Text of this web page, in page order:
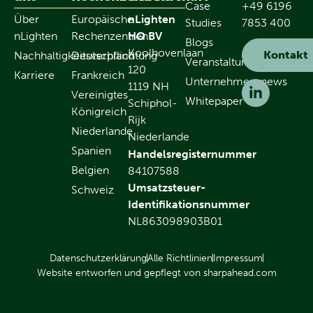
Über
nLighten
Nachhaltigkeitsverpflichtung
Karriere
Europäische
Rechenzentren
Deutschland
Frankreich
Vereinigtes
Königreich
Niederlande
Spanien
Belgien
Schweiz
nLighten
HQ BV
Koolhovenlaan
120
1119 NH
Schiphol-
Rijk
Niederlande
Handelsregisternummer
84107588
Umsatzsteuer-
Identifikationsnummer
NL863098903B01
Case
Studies
Blogs
Veranstaltungen
Unternehmensnews
Whitepaper
+49 6196
7853 400
Kontakt
DatenschutzerklärungAlle RichtlinienImpressum
Website entworfen und gepflegt von sharpahead.com